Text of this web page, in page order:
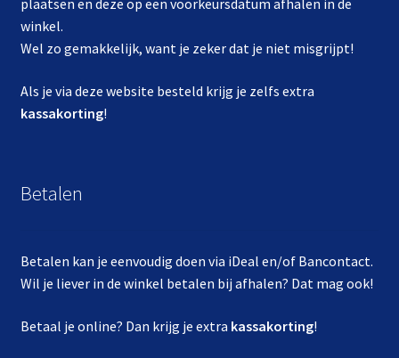
plaatsen en deze op een voorkeursdatum afhalen in de
winkel.
Wel zo gemakkelijk, want je zeker dat je niet misgrijpt!
Als je via deze website besteld krijg je zelfs extra
kassakorting!
Betalen
Betalen kan je eenvoudig doen via iDeal en/of Bancontact.
Wil je liever in de winkel betalen bij afhalen? Dat mag ook!
Betaal je online? Dan krijg je extra kassakorting!